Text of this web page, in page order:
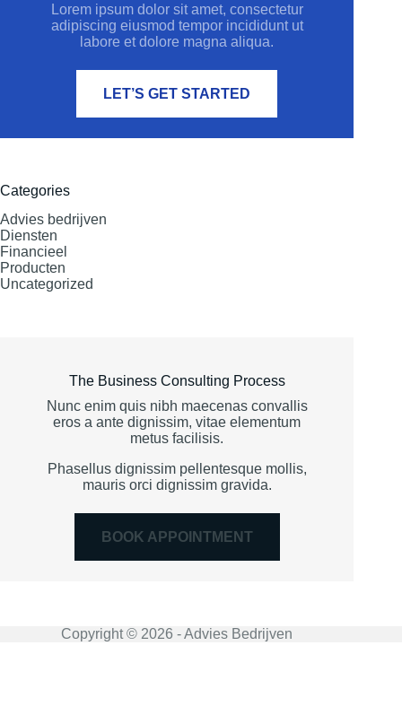
Lorem ipsum dolor sit amet, consectetur
adipiscing eiusmod tempor incididunt ut
labore et dolore magna aliqua.
LET’S GET STARTED
Categories
Advies bedrijven
Diensten
Financieel
Producten
Uncategorized
The Business Consulting Process
Nunc enim quis nibh maecenas convallis
eros a ante dignissim, vitae elementum
metus facilisis.
Phasellus dignissim pellentesque mollis,
mauris orci dignissim gravida.
BOOK APPOINTMENT
Copyright © 2026 - Advies Bedrijven